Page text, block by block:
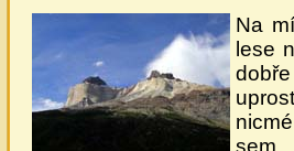
Na
lese
sem